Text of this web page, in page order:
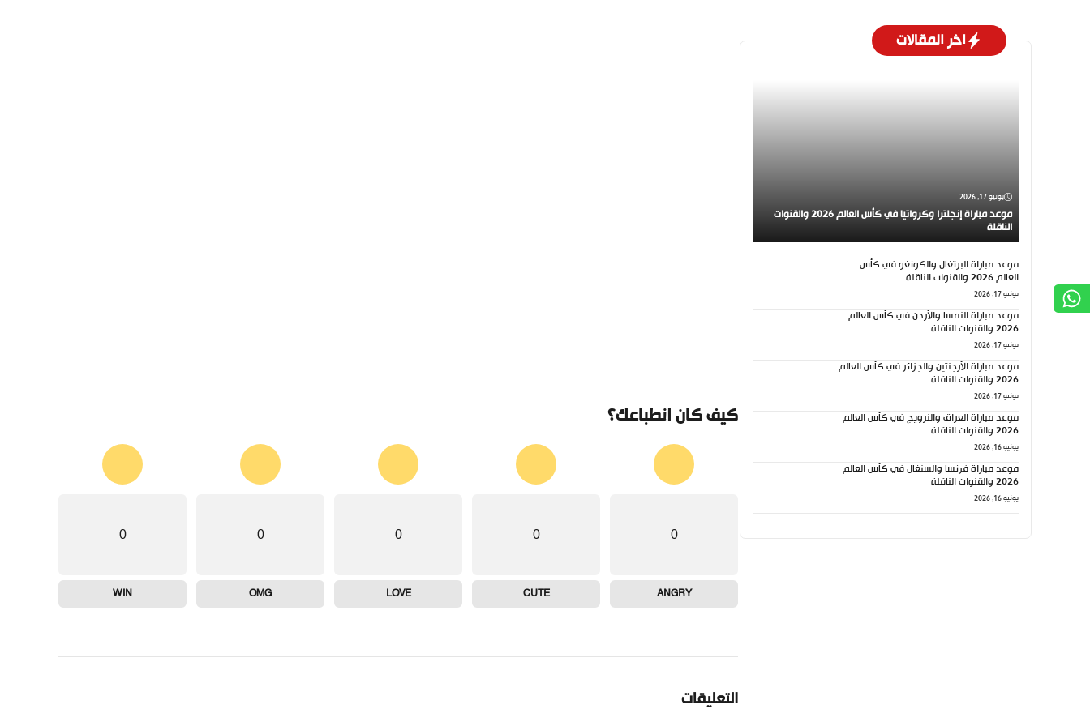
كيف كان انطباعك؟
0
ANGRY
0
CUTE
0
LOVE
0
OMG
0
WIN
التعليقات
اخر المقالات
يونيو 17, 2026
موعد مباراة إنجلترا وكرواتيا في كأس العالم 2026 والقنوات
الناقلة
موعد مباراة البرتغال والكونغو في كأس
العالم 2026 والقنوات الناقلة
يونيو 17, 2026
موعد مباراة النمسا والأردن في كأس العالم
2026 والقنوات الناقلة
يونيو 17, 2026
موعد مباراة الأرجنتين والجزائر في كأس العالم
2026 والقنوات الناقلة
يونيو 17, 2026
موعد مباراة العراق والنرويج في كأس العالم
2026 والقنوات الناقلة
يونيو 16, 2026
موعد مباراة فرنسا والسنغال في كأس العالم
2026 والقنوات الناقلة
يونيو 16, 2026